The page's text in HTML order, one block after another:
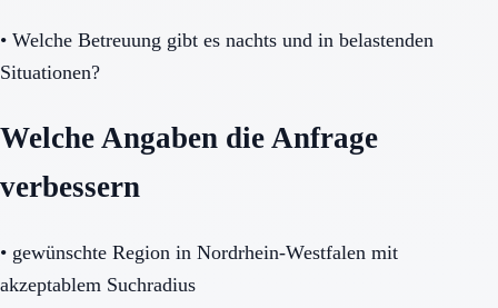
• Welche Betreuung gibt es nachts und in belastenden
Situationen?
Welche Angaben die Anfrage
verbessern
• gewünschte Region in Nordrhein-Westfalen mit
akzeptablem Suchradius